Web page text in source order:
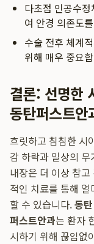
다초점 인공수
여 안경 의존도
수술 전후 체계
위해 매우 중요
결론: 선명한
동탄퍼스트안
흐릿하고 침침한 시
감 하락과 일상의
내장은 더 이상 참
적인 치료를 통해
할 수 있습니다.동
퍼스트안과는 환자
시하기 위해 끊임없